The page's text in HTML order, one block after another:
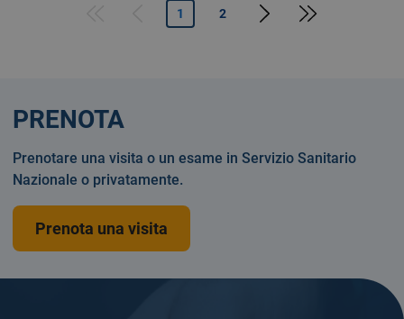
1 2
Pagina successiva
Last page
PRENOTA
Prenotare una visita o un esame in Servizio Sanitario
Nazionale o privatamente.
Prenota una visita